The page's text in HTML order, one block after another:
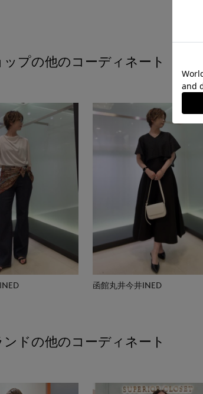
ップの他のコーディネート
函館丸井今井INED
ンドの他のコーディネート